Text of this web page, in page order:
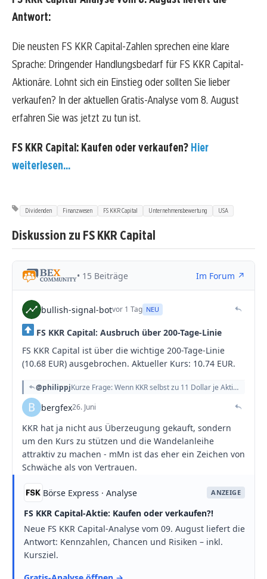
Antwort:
Die neusten FS KKR Capital-Zahlen sprechen eine klare
Sprache: Dringender Handlungsbedarf für FS KKR Capital-
Aktionäre. Lohnt sich ein Einstieg oder sollten Sie lieber
verkaufen? In der aktuellen Gratis-Analyse vom 8. August
erfahren Sie was jetzt zu tun ist.
FS KKR Capital: Kaufen oder verkaufen? Hier
weiterlesen...
Dividenden Finanzwesen FS KKR Capital Unternehmensbewertung USA
Diskussion zu FS KKR Capital